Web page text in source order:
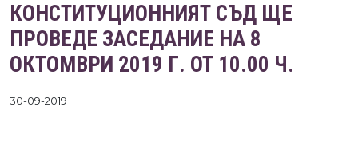
КОНСТИТУЦИОННИЯТ СЪД ЩЕ
ПРОВЕДЕ ЗАСЕДАНИЕ НА 8
ОКТОМВРИ 2019 Г. ОТ 10.00 Ч.
30-09-2019